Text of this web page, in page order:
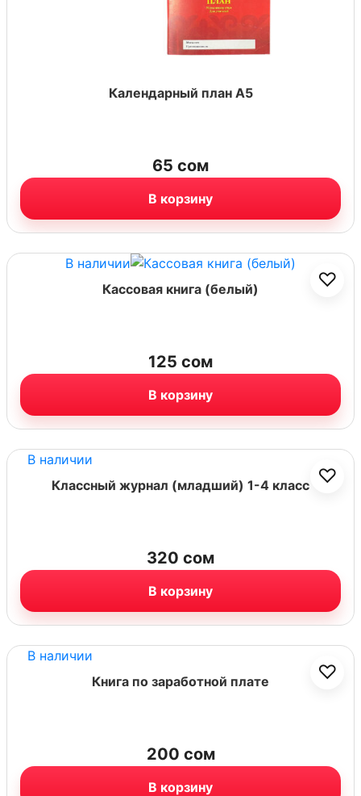
Календарный план А5
65 сом
В корзину
В наличии
♡
Кассовая книга (белый)
125 сом
В корзину
В наличии
♡
Классный журнал (младший) 1-4 класс
320 сом
В корзину
В наличии
♡
Книга по заработной плате
200 сом
В корзину